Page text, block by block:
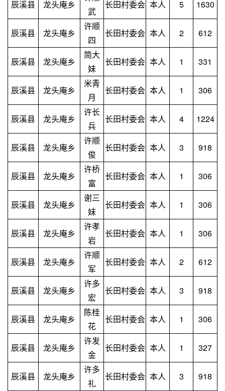
辰溪县 龙头庵乡
武
长田村委会 本人 5 1630
辰溪县 龙头庵乡
许顺
四
长田村委会 本人 2 612
辰溪县 龙头庵乡
简大
妹
长田村委会 本人 1 331
辰溪县 龙头庵乡
米青
月
长田村委会 本人 1 306
辰溪县 龙头庵乡
许长
兵
长田村委会 本人 4 1224
辰溪县 龙头庵乡
许顺
俊
长田村委会 本人 3 918
辰溪县 龙头庵乡
许桥
富
长田村委会 本人 1 306
辰溪县 龙头庵乡
谢三
妹
长田村委会 本人 1 306
辰溪县 龙头庵乡
许孝
岩
长田村委会 本人 1 306
辰溪县 龙头庵乡
许顺
军
长田村委会 本人 2 612
辰溪县 龙头庵乡
许多
宏
长田村委会 本人 3 918
辰溪县 龙头庵乡
陈桂
花
长田村委会 本人 1 306
辰溪县 龙头庵乡
许发
金
长田村委会 本人 1 327
辰溪县 龙头庵乡
许多
礼
长田村委会 本人 3 918